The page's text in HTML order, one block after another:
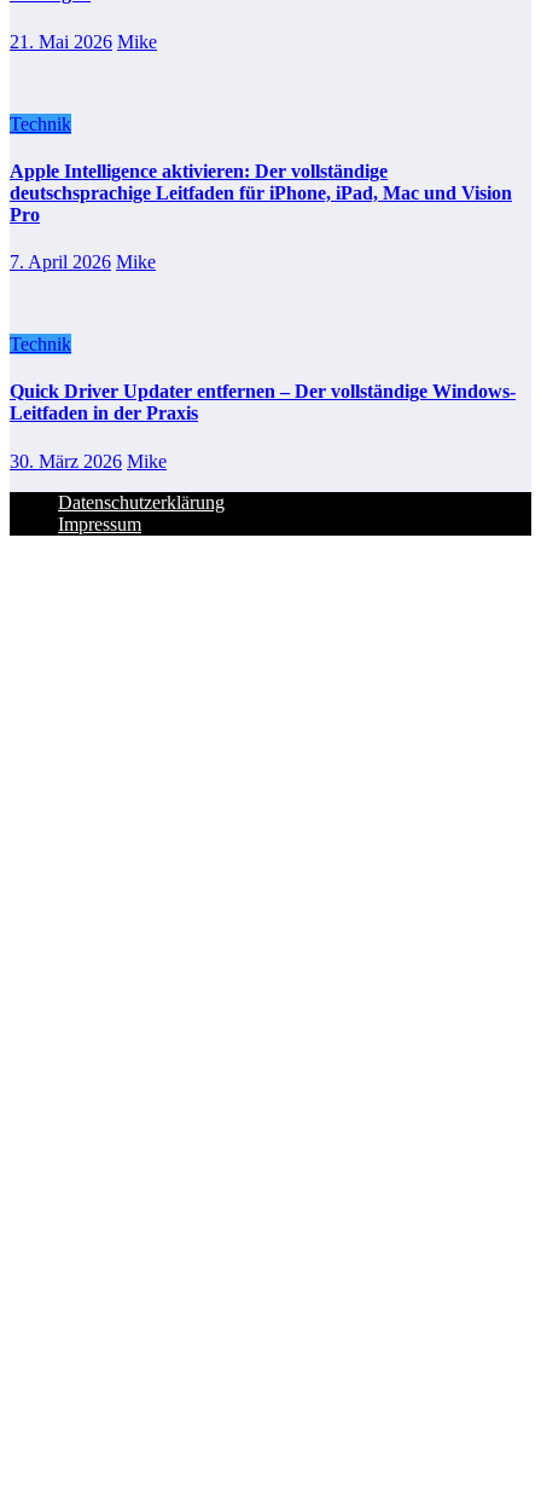
21. Mai 2026 Mike
Technik
Apple Intelligence aktivieren: Der vollständige
deutschsprachige Leitfaden für iPhone, iPad, Mac und Vision
Pro
7. April 2026 Mike
Technik
Quick Driver Updater entfernen – Der vollständige Windows-
Leitfaden in der Praxis
30. März 2026 Mike
Datenschutzerklärung
Impressum